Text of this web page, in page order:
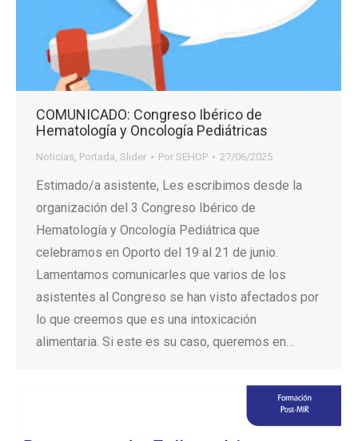
COMUNICADO: Congreso Ibérico de
Hematología y Oncología Pediátricas
Noticias, Portada, Slider Por SEHOP 27/06/2025
Estimado/a asistente, Les escribimos desde la
organización del 3 Congreso Ibérico de
Hematología y Oncología Pediátrica que
celebramos en Oporto del 19 al 21 de junio.
Lamentamos comunicarles que varios de los
asistentes al Congreso se han visto afectados por
lo que creemos que es una intoxicación
alimentaria. Si este es su caso, queremos en…